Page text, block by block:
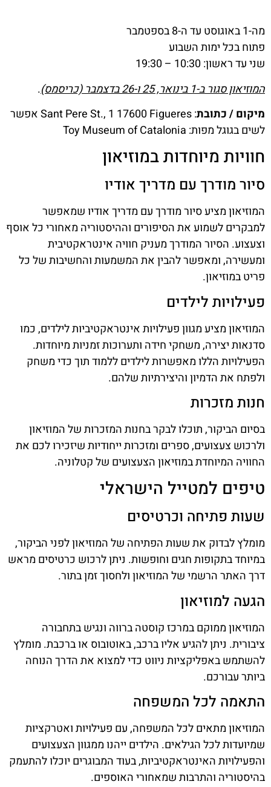
מה-1 באוגוסט עד ה-8 בספטמבר
פתוח בכל ימות השבוע
שני עד ראשון: 10:30 – 19:30
המוזיאון סגור ב-1 בינואר, 25 ו-26 בדצמבר (כריסמס)
.
מיקום / כתובת
: Sant Pere St., 1 17600 Figueres אפשר
לשים בגוגל מפות: Toy Museum of Catalonia
חוויות מיוחדות במוזיאון
סיור מודרך עם מדריך אודיו
המוזיאון מציע סיור מודרך עם מדריך אודיו שמאפשר
למבקרים לשמוע את הסיפורים וההיסטוריה מאחורי כל אוסף
וצעצוע. הסיור המודרך מעניק חוויה אינטראקטיבית
ומעשירה, ומאפשר להבין את המשמעות והחשיבות של כל
פריט במוזיאון.
פעילויות לילדים
המוזיאון מציע מגוון פעילויות אינטראקטיביות לילדים, כמו
סדנאות יצירה, משחקי חידה ותערוכות זמניות מיוחדות.
הפעילויות הללו מאפשרות לילדים ללמוד תוך כדי משחק
ולפתח את הדמיון והיצירתיות שלהם.
חנות מזכרות
בסיום הביקור, תוכלו לבקר בחנות המזכרות של המוזיאון
ולרכוש צעצועים, ספרים ומזכרות ייחודיות שיזכירו לכם את
החוויה המיוחדת במוזיאון הצעצועים של קטלוניה.
טיפים למטייל הישראלי
שעות פתיחה וכרטיסים
מומלץ לבדוק את שעות הפתיחה של המוזיאון לפני הביקור,
במיוחד בתקופות חגים וחופשות. ניתן לרכוש כרטיסים מראש
דרך האתר הרשמי של המוזיאון ולחסוך זמן בתור.
הגעה למוזיאון
המוזיאון ממוקם במרכז קוסטה ברווה ונגיש בתחבורה
ציבורית. ניתן להגיע אליו ברכב, באוטובוס או ברכבת. מומלץ
להשתמש באפליקציות ניווט כדי למצוא את הדרך הנוחה
ביותר עבורכם.
התאמה לכל המשפחה
המוזיאון מתאים לכל המשפחה, עם פעילויות ואטרקציות
שמיועדות לכל הגילאים. הילדים ייהנו ממגוון הצעצועים
והפעילויות האינטראקטיביות, בעוד המבוגרים יוכלו להתעמק
בהיסטוריה והתרבות שמאחורי האוספים.